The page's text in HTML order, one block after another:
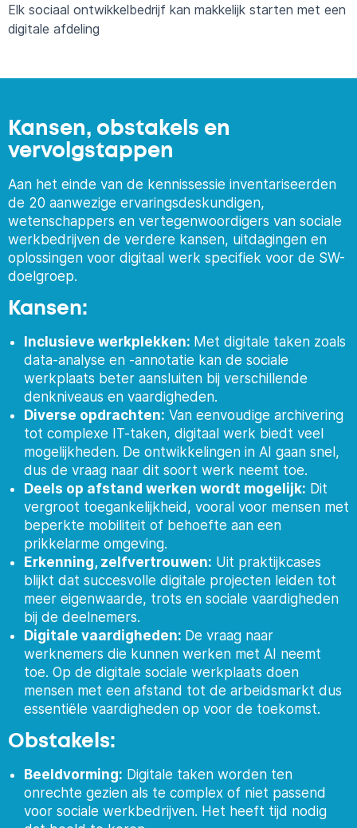
Elk sociaal ontwikkelbedrijf kan makkelijk starten met een
digitale afdeling
Kansen, obstakels en
vervolgstappen
Aan het einde van de kennissessie inventariseerden
de 20 aanwezige ervaringsdeskundigen,
wetenschappers en vertegenwoordigers van sociale
werkbedrijven de verdere kansen, uitdagingen en
oplossingen voor digitaal werk specifiek voor de SW-
doelgroep.
Kansen:
Inclusieve werkplekken: Met digitale taken zoals
data-analyse en -annotatie kan de sociale
werkplaats beter aansluiten bij verschillende
denkniveaus en vaardigheden.
Diverse opdrachten: Van eenvoudige archivering
tot complexe IT-taken, digitaal werk biedt veel
mogelijkheden. De ontwikkelingen in AI gaan snel,
dus de vraag naar dit soort werk neemt toe.
Deels op afstand werken wordt mogelijk: Dit
vergroot toegankelijkheid, vooral voor mensen met
beperkte mobiliteit of behoefte aan een
prikkelarme omgeving.
Erkenning, zelfvertrouwen: Uit praktijkcases
blijkt dat succesvolle digitale projecten leiden tot
meer eigenwaarde, trots en sociale vaardigheden
bij de deelnemers.
Digitale vaardigheden: De vraag naar
werknemers die kunnen werken met AI neemt
toe. Op de digitale sociale werkplaats doen
mensen met een afstand tot de arbeidsmarkt dus
essentiële vaardigheden op voor de toekomst.
Obstakels:
Beeldvorming: Digitale taken worden ten
onrechte gezien als te complex of niet passend
voor sociale werkbedrijven. Het heeft tijd nodig